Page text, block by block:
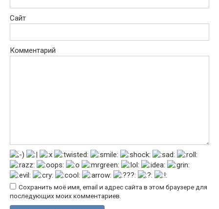
Сайт
Комментарий
Сохранить моё имя, email и адрес сайта в этом браузере для
последующих моих комментариев.